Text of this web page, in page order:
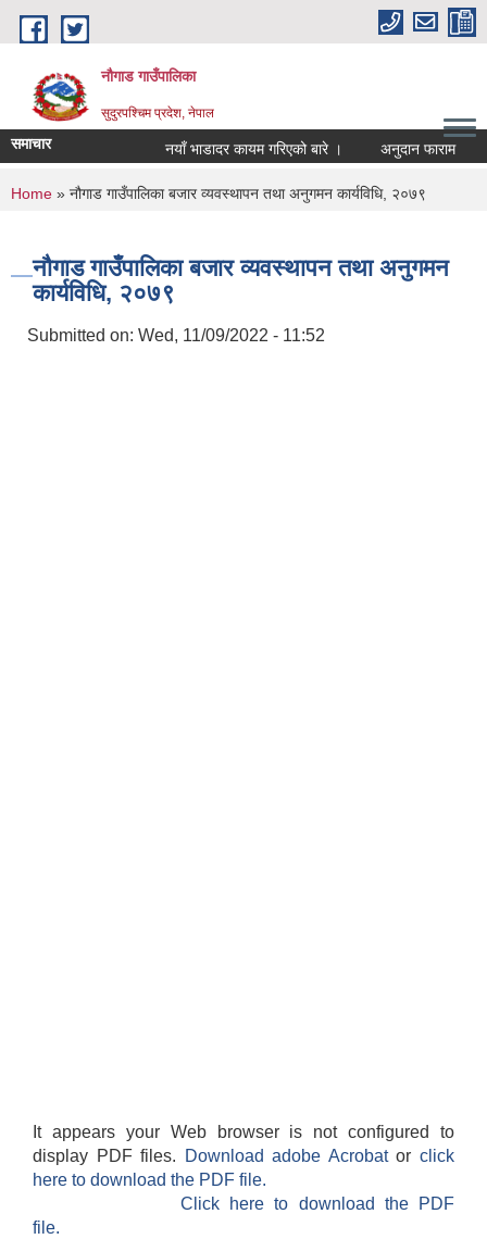
Skip to main content
नौगाड गाउँपालिका
सुदुरपश्चिम प्रदेश, नेपाल
समाचार नयाँ भाडादर कायम गरिएको बारे । अनुदान फाराम
You are here
Home » नौगाड गाउँपालिका बजार व्यवस्थापन तथा अनुगमन कार्यविधि, २०७९
नौगाड गाउँपालिका बजार व्यवस्थापन तथा अनुगमन
कार्यविधि, २०७९
Submitted on: Wed, 11/09/2022 - 11:52
It appears your Web browser is not configured to
display PDF files.
Download adobe Acrobatorclick
here to download the PDF file.
Click here to download the PDF
file.